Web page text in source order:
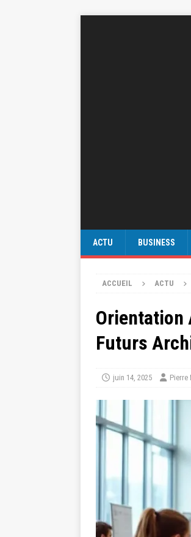
ACTU BUSINESS
ACCUEIL ACTU
Orientation
Futurs
juin 14, 2025 Pierre